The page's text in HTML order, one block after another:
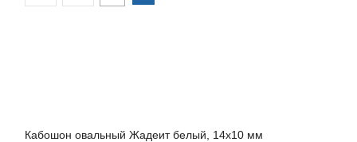
Кабошон овальный Жадеит белый, 14х10 мм